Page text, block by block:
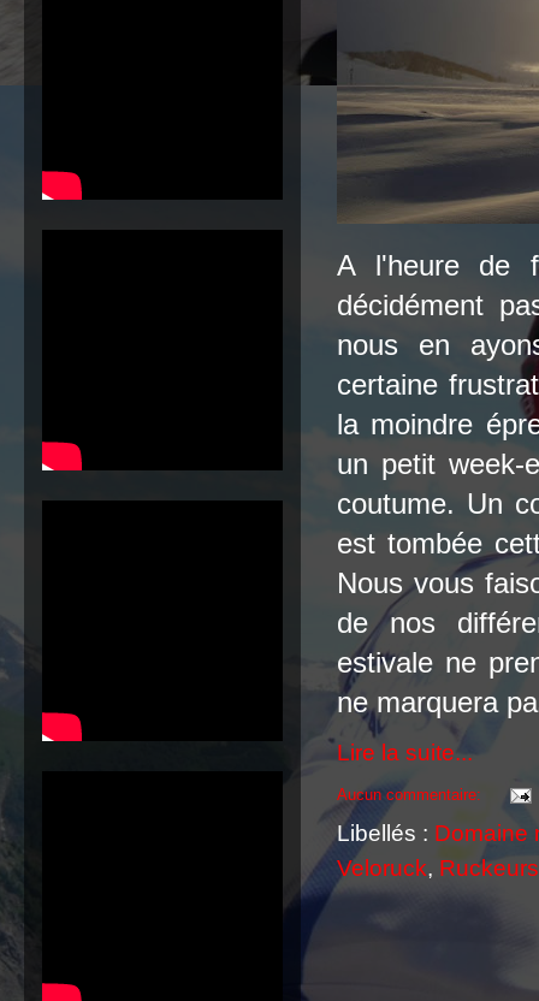
A l'heure de
décidément
nous en
certaine
la moindre
un petit week-
coutume. Un
est tombée
Nous vous
de nos
estivale ne
ne marquera
Lire la suite...
Aucun commentaire:
Libellés : Domaine
Veloruck, Ruckeurs